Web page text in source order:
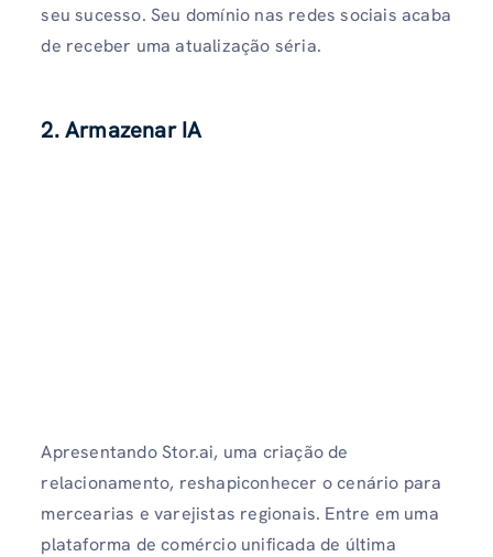
seu sucesso. Seu domínio nas redes sociais acaba
de receber uma atualização séria.
2. Armazenar IA
Apresentando Stor.ai, uma criação de
relacionamento, reshapiconhecer o cenário para
mercearias e varejistas regionais. Entre em uma
plataforma de comércio unificada de última